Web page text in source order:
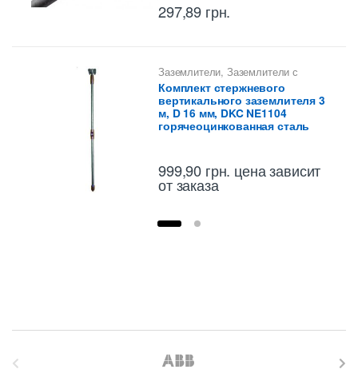
297,89 грн.
Заземлители, Заземлители с
забивными соединениями
Молниезащита и заземление
Комплект стержневого
вертикального заземлителя 3
м, D 16 мм, DKC NE1104
горячеоцинкованная сталь
999,90 грн. цена зависит
от заказа